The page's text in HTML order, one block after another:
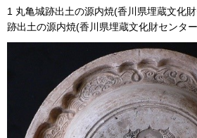
1 丸亀城跡出土の源内焼(香川県埋蔵文化
跡出土の源内焼(香川県埋蔵文化財センタ